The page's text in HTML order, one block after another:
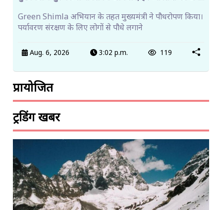
Green Shimla अभियान के तहत मुख्यमंत्री ने पौधरोपण किया।
पर्यावरण संरक्षण के लिए लोगों से पौधे लगाने
Aug. 6, 2026 3:02 p.m. 119
प्रायोजित
ट्रेंडिंग खबरें